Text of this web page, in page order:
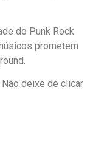
do Punk Rock
prometem
deixe de clicar